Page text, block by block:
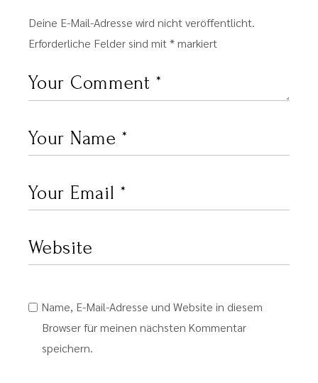
Deine E-Mail-Adresse wird nicht veröffentlicht.
Erforderliche Felder sind mit*markiert
Name, E-Mail-Adresse und Website in diesem
Browser für meinen nächsten Kommentar
speichern.